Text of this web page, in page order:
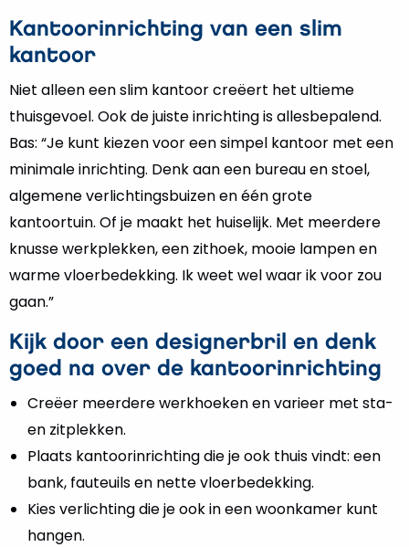
Kantoorinrichting van een slim
kantoor
Niet alleen een slim kantoor creëert het ultieme
thuisgevoel. Ook de juiste inrichting is allesbepalend.
Bas: “Je kunt kiezen voor een simpel kantoor met een
minimale inrichting. Denk aan een bureau en stoel,
algemene verlichtingsbuizen en één grote
kantoortuin. Of je maakt het huiselijk. Met meerdere
knusse werkplekken, een zithoek, mooie lampen en
warme vloerbedekking. Ik weet wel waar ik voor zou
gaan.”
Kijk door een designerbril en denk
goed na over de kantoorinrichting
Creëer meerdere werkhoeken en varieer met sta-
en zitplekken.
Plaats kantoorinrichting die je ook thuis vindt: een
bank, fauteuils en nette vloerbedekking.
Kies verlichting die je ook in een woonkamer kunt
hangen.